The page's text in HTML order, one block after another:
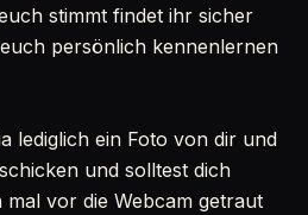
stimmt findet ihr sicher
persönlich kennenlernen
lediglich ein Foto von dir und
und solltest dich
vor die Webcam getraut